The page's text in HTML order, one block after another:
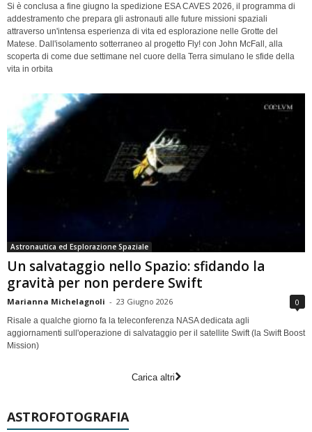
Si è conclusa a fine giugno la spedizione ESA CAVES 2026, il programma di
addestramento che prepara gli astronauti alle future missioni spaziali
attraverso un'intensa esperienza di vita ed esplorazione nelle Grotte del
Matese. Dall'isolamento sotterraneo al progetto Fly! con John McFall, alla
scoperta di come due settimane nel cuore della Terra simulano le sfide della
vita in orbita
Astronautica ed Esplorazione Spaziale
Un salvataggio nello Spazio: sfidando la
gravità per non perdere Swift
Marianna Michelagnoli - 23 Giugno 2026 0
Risale a qualche giorno fa la teleconferenza NASA dedicata agli
aggiornamenti sull'operazione di salvataggio per il satellite Swift (la Swift Boost
Mission)
Carica altri
ASTROFOTOGRAFIA